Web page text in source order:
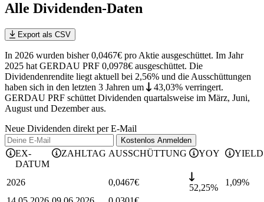
Alle Dividenden-Daten
Export als CSV
In 2026 wurden bisher 0,0467€ pro Aktie ausgeschüttet. Im Jahr
2025 hat GERDAU PRF 0,0978€ ausgeschüttet. Die
Dividendenrendite liegt aktuell bei 2,56% und die Ausschüttungen
haben sich in den letzten 3 Jahren um 43,03% verringert.
GERDAU PRF schüttet Dividenden quartalsweise im März, Juni,
August und Dezember aus.
Neue Dividenden direkt per E-Mail
Kostenlos Anmelden
EX-
DATUM
ZAHLTAG AUSSCHÜTTUNG YOY YIELD
2026 0,0467€
52,25%
1,09%